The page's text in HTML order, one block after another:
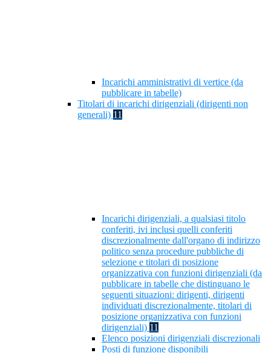
Incarichi amministrativi di vertice (da
pubblicare in tabelle)
Titolari di incarichi dirigenziali (dirigenti non
generali) 11
Incarichi dirigenziali, a qualsiasi titolo
conferiti, ivi inclusi quelli conferiti
discrezionalmente dall'organo di indirizzo
politico senza procedure pubbliche di
selezione e titolari di posizione
organizzativa con funzioni dirigenziali (da
pubblicare in tabelle che distinguano le
seguenti situazioni: dirigenti, dirigenti
individuati discrezionalmente, titolari di
posizione organizzativa con funzioni
dirigenziali) 11
Elenco posizioni dirigenziali discrezionali
Posti di funzione disponibili